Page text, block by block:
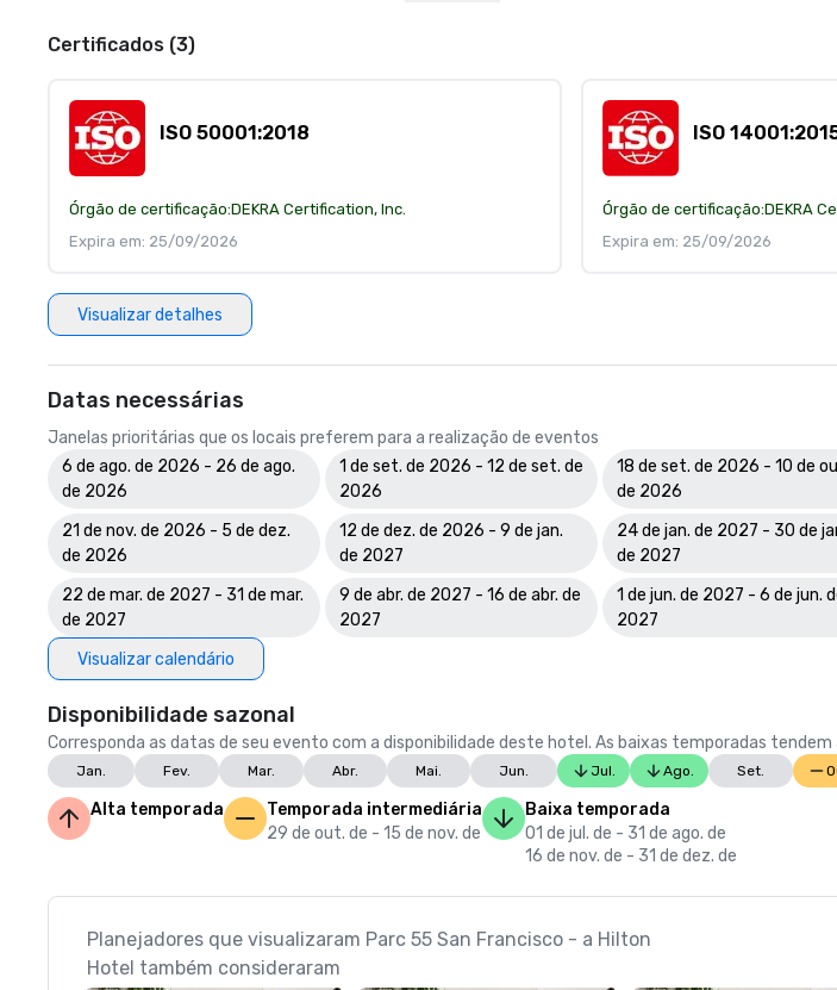
Certificados (3)
ISO 50001:2018
Órgão de certificação:DEKRA Certification, Inc.
Expira em: 25/09/2026
ISO
Órgão de certificação:DEKRA
Expira em: 25/09/2026
Visualizar detalhes
Datas necessárias
Janelas prioritárias que os locais preferem para a realização de eventos
6 de ago. de 2026 - 26 de ago.
de 2026
1 de set. de 2026 - 12 de set. de
2026
18 de set. de 2026 - 10 de
de 2026
21 de nov. de 2026 - 5 de dez.
de 2026
12 de dez. de 2026 - 9 de jan.
de 2027
24 de jan. de 2027 - 30 de
de 2027
22 de mar. de 2027 - 31 de mar.
de 2027
9 de abr. de 2027 - 16 de abr. de
2027
1 de jun. de 2027 - 6 de jun.
2027
Visualizar calendário
Disponibilidade sazonal
Corresponda as datas de seu evento com a disponibilidade deste hotel. As baixas temporadas tendem
Jan. Fev. Mar. Abr. Mai. Jun. Jul. Ago. Set.
Alta temporada
Temporada intermediária
29 de out. de - 15 de nov. de
Baixa temporada
01 de jul. de - 31 de ago. de
16 de nov. de - 31 de dez. de
Planejadores que visualizaram Parc 55 San Francisco - a Hilton
Hotel também consideraram